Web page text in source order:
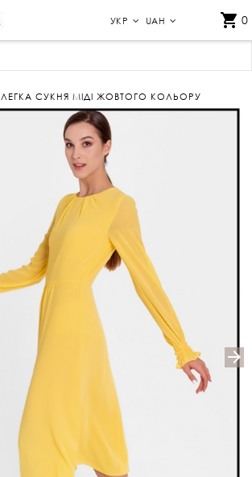
УКР UAH 0
ЛЕГКА СУКНЯ МІДІ ЖОВТОГО КОЛЬОРУ